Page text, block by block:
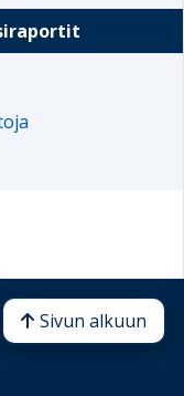
Sivun alkuun